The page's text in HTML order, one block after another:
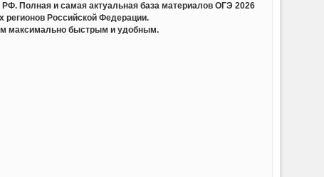
и самая актуальная база материалов ОГЭ 2026
Российской Федерации.
максимально быстрым и удобным.